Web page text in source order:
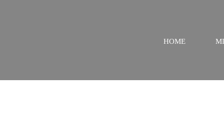
HOME